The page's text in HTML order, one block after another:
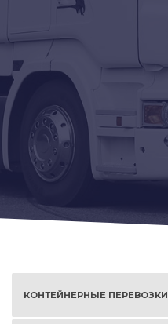
КОНТЕЙНЕРНЫЕ ПЕРЕВОЗКИ